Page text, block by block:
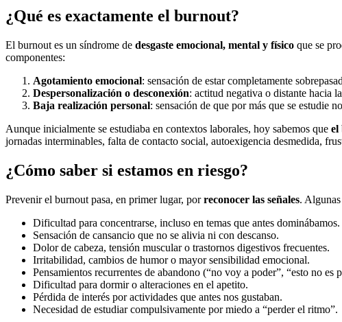
¿Qué es exactamente el burnout?
El burnout es un síndrome de desgaste emocional, mental y físico que se
componentes:
Agotamiento emocional: sensación de estar completamente
Despersonalización o desconexión: actitud negativa o distante hacia
Baja realización personal: sensación de que por más que se estudie
Aunque inicialmente se estudiaba en contextos laborales, hoy sabemos que el
jornadas interminables, falta de contacto social, autoexigencia desmedida,
¿Cómo saber si estamos en riesgo?
Prevenir el burnout pasa, en primer lugar, porreconocer las señales.
Dificultad para concentrarse, incluso en temas que antes dominábamos.
Sensación de cansancio que no se alivia ni con descanso.
Dolor de cabeza, tensión muscular o trastornos digestivos frecuentes.
Irritabilidad, cambios de humor o mayor sensibilidad emocional.
Pensamientos recurrentes de abandono (“no voy a poder”, “esto no es
Dificultad para dormir o alteraciones en el apetito.
Pérdida de interés por actividades que antes nos gustaban.
Necesidad de estudiar compulsivamente por miedo a “perder el ritmo”.